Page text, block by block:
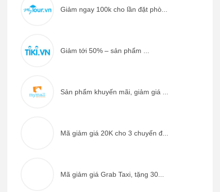
Giảm ngay 100k cho lần đặt phò...
Giảm tới 50% – sản phẩm ...
Sản phẩm khuyến mãi, giảm giá ...
Mã giảm giá 20K cho 3 chuyến đ...
Mã giảm giá Grab Taxi, tặng 30...